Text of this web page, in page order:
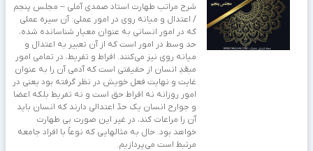
شرح مراتب طهارت استاد صمدی آملی – مجلس پنجم
/ اعتدال و میانه روی در امور عملی: آن سیره عملی
که در امور انسانی به عنوان معیار شناسانده شده،
حد وسط در امور است که از آن تعبیر به اعتدال و
میانه روی نیز می‌کنند. افراط و تفریط، در تمامی امور
مبعّدِ انسان از حقیقتی است که آدمی آن را به عنوان
غایت و نهایت فعل خویش در نظر گرفته بود یعنی در
امور روزانه نه افراط حق است و نه تفریط بلکه اعضا
و جوارح انسان یک حدّ اعتدالی دارند که انسان باید
آن را مراعات کند، در غیر این صورت بی طهارت
خواهد بود. حال به مثالهایی که نوعاً با افراد جامعه
مرتبط است می‌پردازیم.